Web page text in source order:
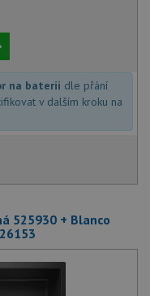
na baterii dle přání
v dalším kroku na
525930 + Blanco